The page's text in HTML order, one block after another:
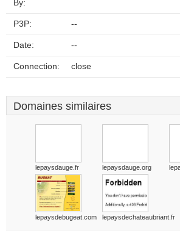
By:
P3P: --
Date: --
Connection: close
Domaines similaires
lepaysdauge.fr lepaysdauge.org
lepaysdebugeat.com lepaysdechateaubriant.fr